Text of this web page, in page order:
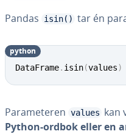
Pandas isin() tar én
DataFrame. isin(values)
python
Parameteren values kan
Python-ordbok eller en